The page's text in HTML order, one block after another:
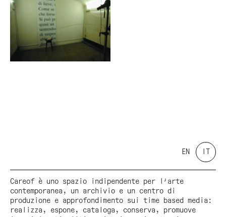
EN
Careof è uno spazio indipendente per l'arte
contemporanea, un archivio e un centro di
produzione e approfondimento sui time based media:
realizza, espone, cataloga, conserva, promuove